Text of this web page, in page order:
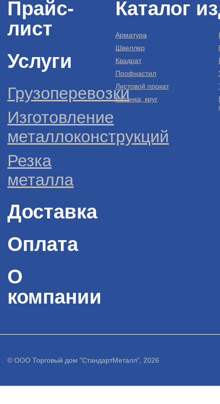
Прайс-
лист
Услуги
Грузоперевозки
Изготовление
металлоконструкций
Резка
металла
Доставка
Оплата
О
компании
Каталог
Арматура
Швеллер
Квадрат
Профнастил
Листовой прокат
Катанка, круг
© ООО Торговый дом "СтандартМеталл", 2026